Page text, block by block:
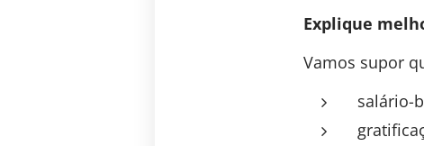
Explique
Vamos supor
salário-